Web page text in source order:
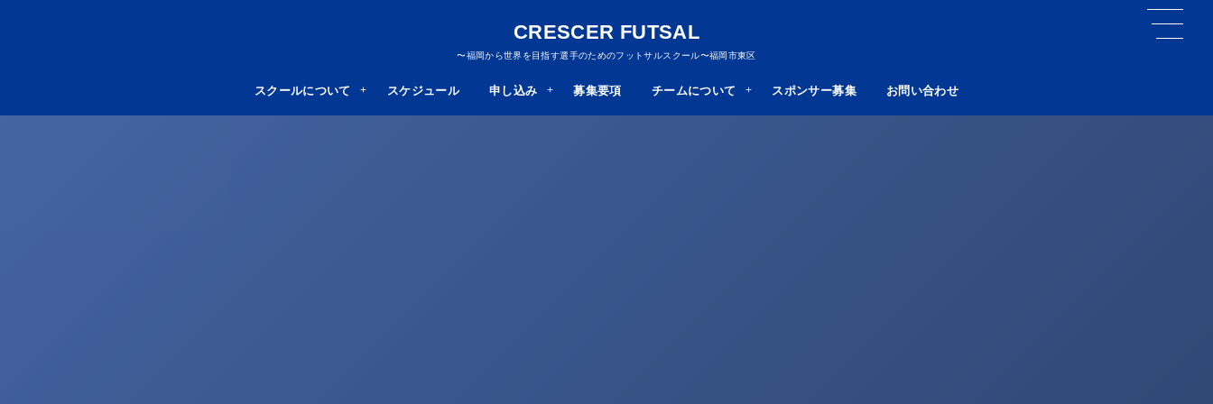
CRESCER FUTSAL
〜福岡から世界を目指す選手のためのフットサルスクール〜福岡市東区
スクールについて スケジュール 申し込み 募集要項 チームについて スポンサー募集 お問い合わせ